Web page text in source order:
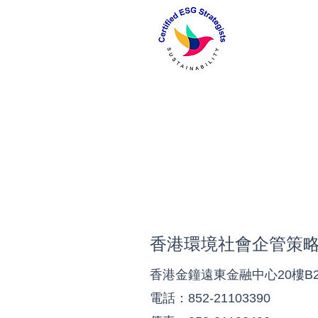
- 財務洞見與建議
香港環境社會企管策
香港金鐘遠東金融中心20樓
電話：852-21103390